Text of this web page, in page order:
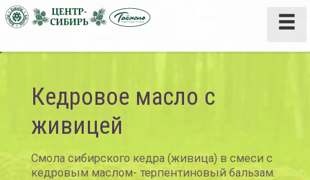
Кедровое масло с
живицей
Смола сибирского кедра (живица) в смеси с
кедровым маслом- терпентиновый бальзам.